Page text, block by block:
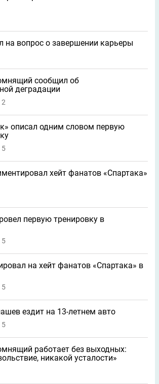
на вопрос о завершении карьеры
сообщил об
деградации
2
описал одним словом первую
5
хейт фанатов «Спартака»
первую тренировку в
5
на хейт фанатов «Спартака» в
5
ездит на 13-летнем авто
5
работает без выходных:
никакой усталости»